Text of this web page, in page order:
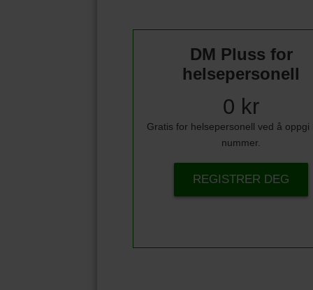
DM Pluss for
helsepersonell
0 kr
Gratis for helsepersonell ved å oppgi
nummer.
REGISTRER DEG